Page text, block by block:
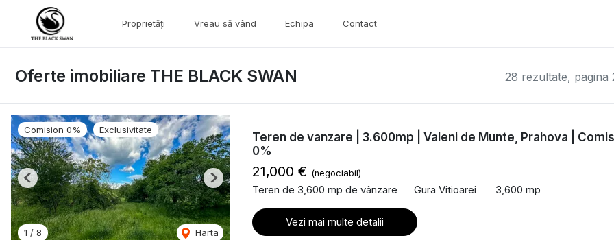
Proprietăți Vreau să vând Echipa Contact
28 rezultate, pagina
Oferte imobiliare THE BLACK SWAN
Comision 0% Exclusivitate
1 / 8 Harta
Previous Next
Teren de vanzare | 3.600mp | Valeni de Munte, Prahova |
0%
21,000 € (negociabil)
Teren de 3,600 mp de vânzare Gura Vitioarei 3,600 mp
Vezi mai multe detalii